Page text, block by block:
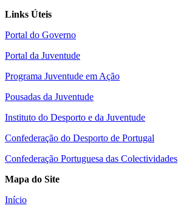
Links Úteis
Portal do Governo
Portal da Juventude
Programa Juventude em Ação
Pousadas da Juventude
Instituto do Desporto e da Juventude
Confederação do Desporto de Portugal
Confederação Portuguesa das Colectividades
Mapa do Site
Início